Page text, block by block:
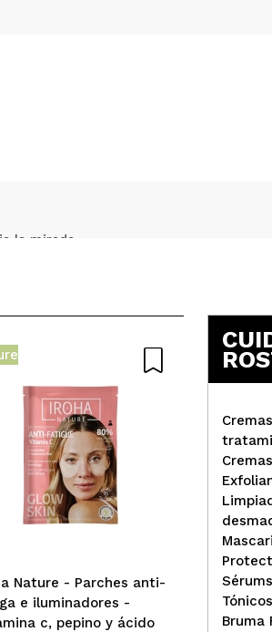
la mirada
que me baja la hinchazón de la
Nature - Parches anti-
e iluminadores -
c, pepino y ácido
Nature
Nacomi
de ojos
Sérums
Tónicos
Bruma